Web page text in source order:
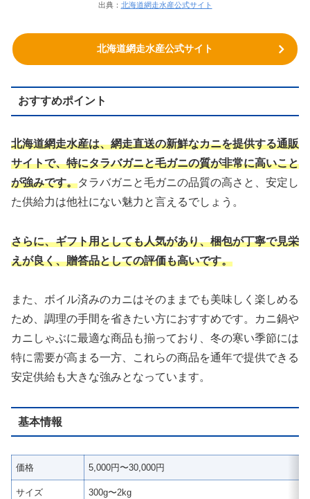
出典： 北海道網走水産公式サイト
北海道網走水産公式サイト
おすすめポイント
北海道網走水産は、網走直送の新鮮なカニを提供する通販
サイトで、特にタラバガニと毛ガニの質が非常に高いこと
が強みです。タラバガニと毛ガニの品質の高さと、安定し
た供給力は他社にない魅力と言えるでしょう。
さらに、ギフト用としても人気があり、梱包が丁寧で見栄
えが良く、贈答品としての評価も高いです。
また、ボイル済みのカニはそのままでも美味しく楽しめる
ため、調理の手間を省きたい方におすすめです。カニ鍋や
カニしゃぶに最適な商品も揃っており、冬の寒い季節には
特に需要が高まる一方、これらの商品を通年で提供できる
安定供給も大きな強みとなっています。
基本情報
価格 5,000円〜30,000円
サイズ 300g〜2kg